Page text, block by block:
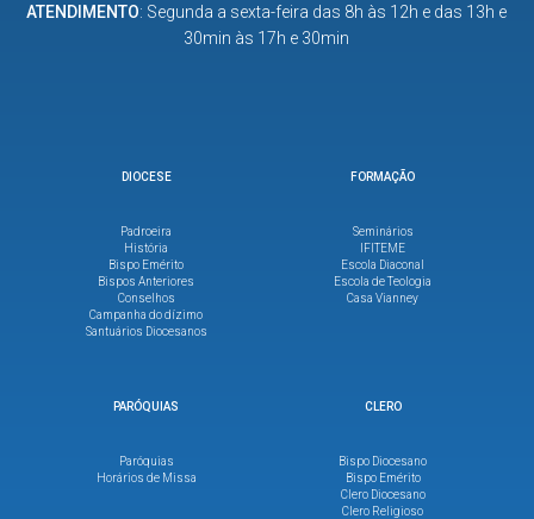
ATENDIMENTO: Segunda a sexta-feira das 8h às 12h e das 13h e
30min às 17h e 30min
DIOCESE
Padroeira
História
Bispo Emérito
Bispos Anteriores
Conselhos
Campanha do dízimo
Santuários Diocesanos
FORMAÇÃO
Seminários
IFITEME
Escola Diaconal
Escola de Teologia
Casa Vianney
PARÓQUIAS
Paróquias
Horários de Missa
CLERO
Bispo Diocesano
Bispo Emérito
Clero Diocesano
Clero Religioso